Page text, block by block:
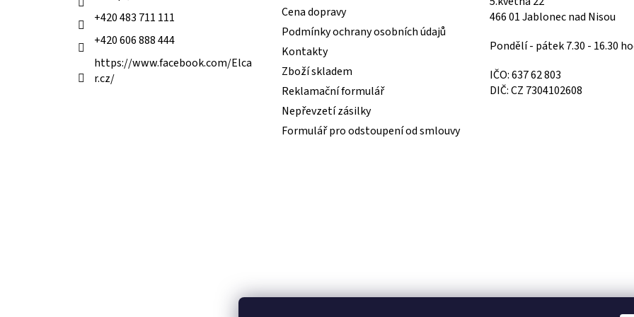
+420 483 711 111
+420 606 888 444
https://www.facebook.com/Elca
r.cz/
Cena dopravy
Podmínky ochrany osobních údajů
Kontakty
Zboží skladem
Reklamační formulář
Nepřevzetí zásilky
Formulář pro odstoupení od smlouvy
466 01 Jablonec nad Nisou
Pondělí - pátek 7.30 - 16.30
IČO: 637 62 803
DIČ: CZ 7304102608